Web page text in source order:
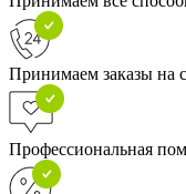
Принимаем заказы на
Профессиональная